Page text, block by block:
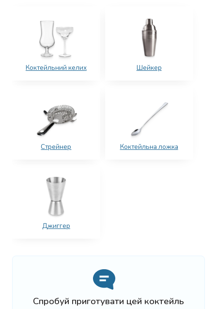
Коктейльний келих Шейкер
Стрейнер Коктейльна ложка
Джиггер
Спробуй приготувати цей коктейль